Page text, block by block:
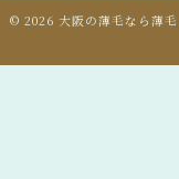
© 2026 大阪の薄毛なら薄